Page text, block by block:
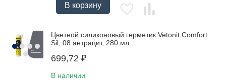
В корзину
Цветной силиконовый герметик Vetonit Comfort
Sil, 08 антрацит, 280 мл
699,72 ₽
В наличии